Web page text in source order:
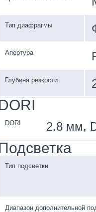
Тип диафрагмы
Апертура
Глубина резкости
DORI 2.8 мм,
Тип подсветки
Диапазон дополнительной